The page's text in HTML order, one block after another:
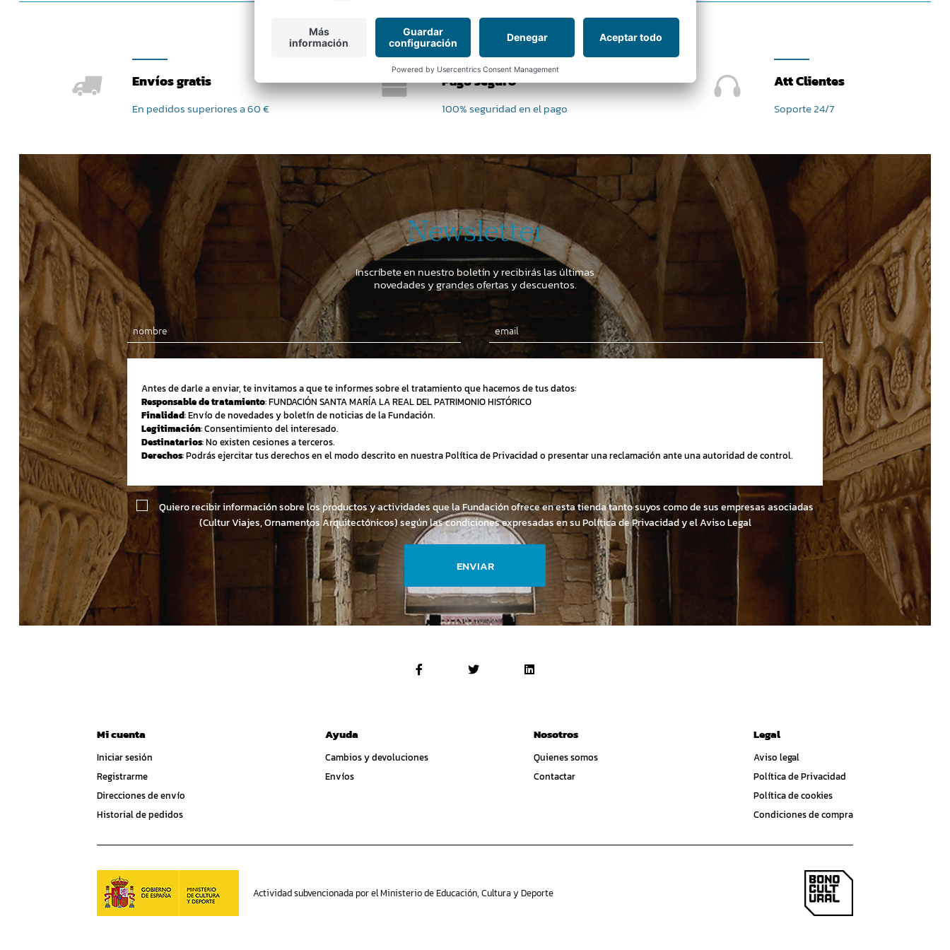
Envíos gratis
En pedidos superiores a 60 €
Pago seguro
100% seguridad en el pago
Att Clientes
Soporte 24/7
Newsletter
Inscríbete en nuestro boletín y recibirás las últimas
novedades y grandes ofertas y descuentos.
Email
Antes de darle a enviar, te invitamos a que te informes sobre el tratamiento que hacemos de tus datos:
Responsable de tratamiento: FUNDACIÓN SANTA MARÍA LA REAL DEL PATRIMONIO HISTÓRICO
Finalidad: Envío de novedades y boletín de noticias de la Fundación.
Legitimación: Consentimiento del interesado.
Destinatarios: No existen cesiones a terceros.
Derechos: Podrás ejercitar tus derechos en el modo descrito en nuestra Política de Privacidad o presentar una reclamación ante una autoridad de control.
Quiero recibir información sobre los productos y actividades que la Fundación ofrece en esta tienda tanto suyos como de sus empresas asociadas
(Cultur Viajes, Ornamentos Arquitectónicos) según las condiciones expresadas en suPolítica de Privacidad y el Aviso Legal
ENVIAR
Mi cuenta
Iniciar sesión
Registrarme
Direcciones de envío
Historial de pedidos
Ayuda
Cambios y devoluciones
Envíos
Nosotros
Quienes somos
Contactar
Legal
Aviso legal
Política de Privacidad
Política de cookies
Condiciones de compra
Actividad subvencionada por el Ministerio de Educación, Cultura y Deporte